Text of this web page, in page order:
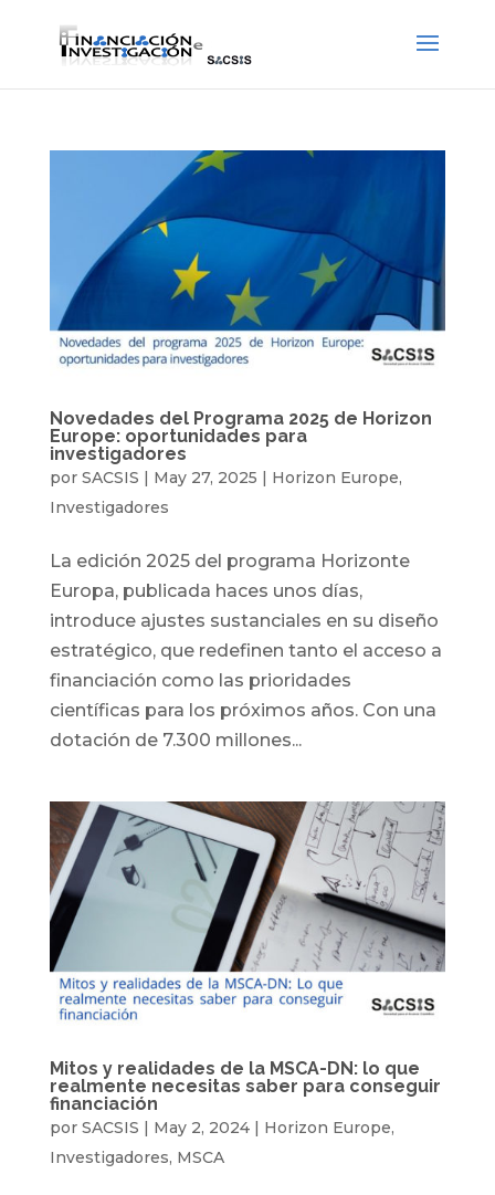
Novedades del Programa 2025 de Horizon
Europe: oportunidades para
investigadores
por SACSIS | May 27, 2025 | Horizon Europe,
Investigadores
La edición 2025 del programa Horizonte
Europa, publicada haces unos días,
introduce ajustes sustanciales en su diseño
estratégico, que redefinen tanto el acceso a
financiación como las prioridades
científicas para los próximos años. Con una
dotación de 7.300 millones...
Mitos y realidades de la MSCA-DN: lo que
realmente necesitas saber para conseguir
financiación
por SACSIS | May 2, 2024| Horizon Europe,
Investigadores, MSCA